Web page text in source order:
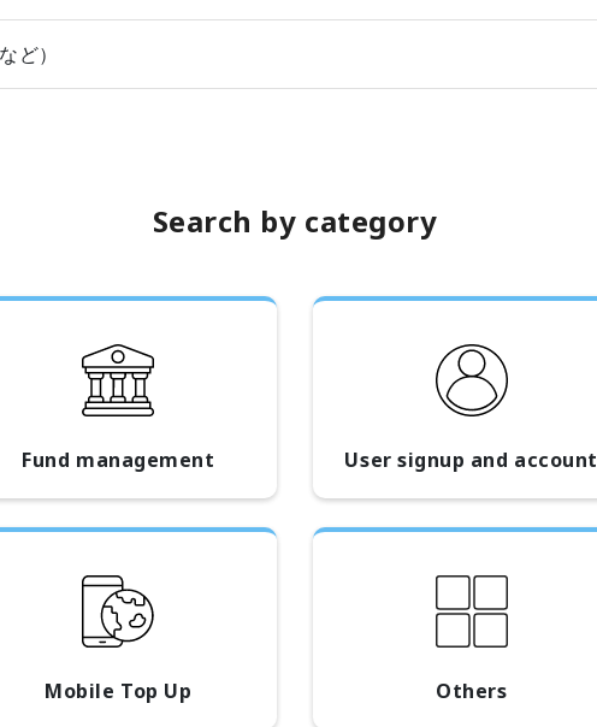
ど）
Search by category
Fund management User signup and account
Mobile Top Up Others